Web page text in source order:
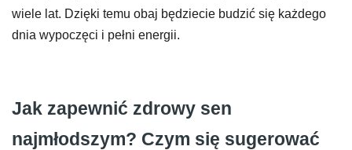
wiele lat. Dzięki temu obaj będziecie budzić się każdego
dnia wypoczęci i pełni energii.
Jak zapewnić zdrowy sen
najmłodszym? Czym się sugerować